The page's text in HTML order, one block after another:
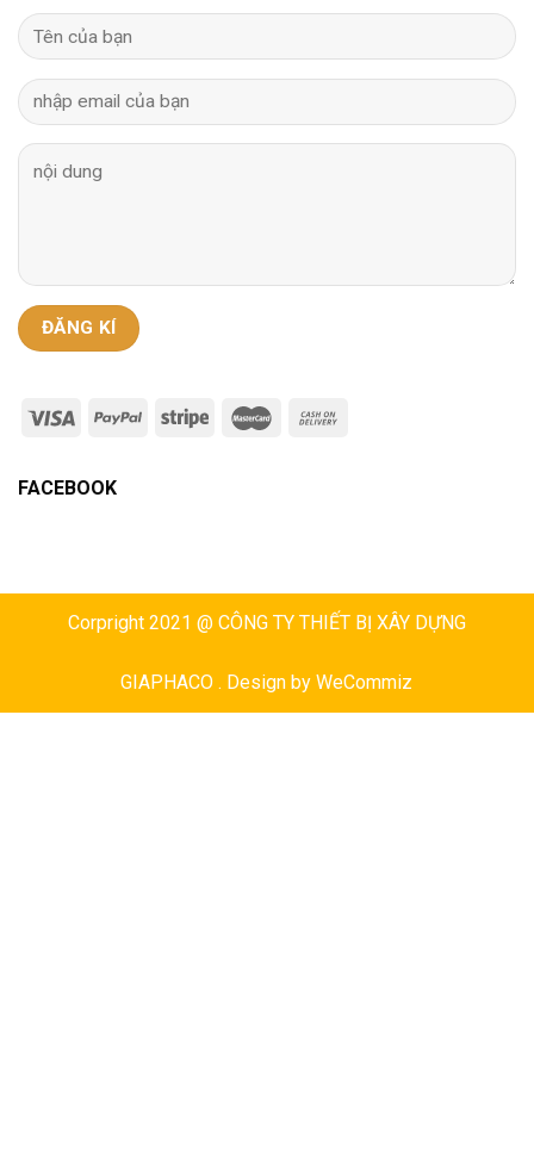
FACEBOOK
Corpright 2021 @ CÔNG TY THIẾT BỊ XÂY DỰNG
GIAPHACO . Design byWeCommiz